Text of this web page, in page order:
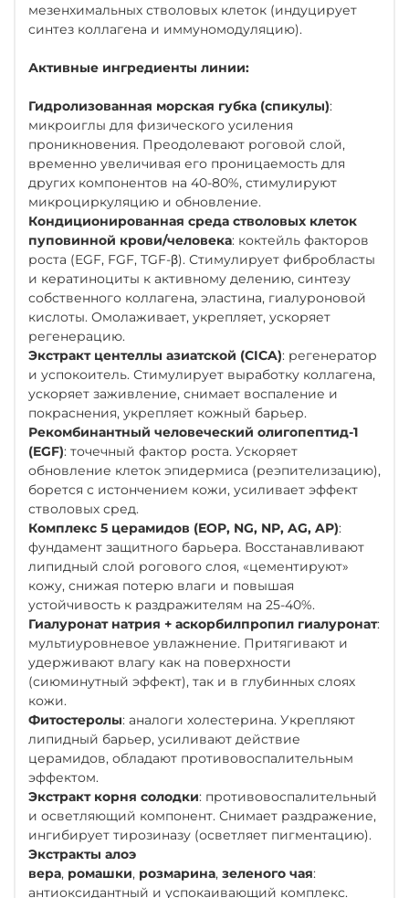
мезенхимальных стволовых клеток (индуцирует
синтез коллагена и иммуномодуляцию).
Активные ингредиенты линии:
Гидролизованная морская губка (спикулы):
микроиглы для физического усиления
проникновения. Преодолевают роговой слой,
временно увеличивая его проницаемость для
других компонентов на 40-80%, стимулируют
микроциркуляцию и обновление.
Кондиционированная среда стволовых клеток
пуповинной крови/человека: коктейль факторов
роста (EGF, FGF, TGF-β). Стимулирует фибробласты
и кератиноциты к активному делению, синтезу
собственного коллагена, эластина, гиалуроновой
кислоты. Омолаживает, укрепляет, ускоряет
регенерацию.
Экстракт центеллы азиатской (CICA): регенератор
и успокоитель. Стимулирует выработку коллагена,
ускоряет заживление, снимает воспаление и
покраснения, укрепляет кожный барьер.
Рекомбинантный человеческий олигопептид-1
(EGF): точечный фактор роста. Ускоряет
обновление клеток эпидермиса (реэпителизацию),
борется с истончением кожи, усиливает эффект
стволовых сред.
Комплекс 5 церамидов (EOP, NG, NP, AG, AP):
фундамент защитного барьера. Восстанавливают
липидный слой рогового слоя, «цементируют»
кожу, снижая потерю влаги и повышая
устойчивость к раздражителям на 25-40%.
Гиалуронат натрия + аскорбилпропил гиалуронат:
мультиуровневое увлажнение. Притягивают и
удерживают влагу как на поверхности
(сиюминутный эффект), так и в глубинных слоях
кожи.
Фитостеролы: аналоги холестерина. Укрепляют
липидный барьер, усиливают действие
церамидов, обладают противовоспалительным
эффектом.
Экстракт корня солодки: противовоспалительный
и осветляющий компонент. Снимает раздражение,
ингибирует тирозиназу (осветляет пигментацию).
Экстракты алоэ
вера, ромашки, розмарина, зеленого чая:
антиоксидантный и успокаивающий комплекс.